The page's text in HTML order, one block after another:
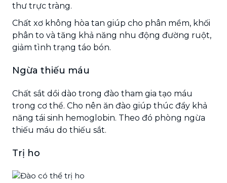
thư trực tràng.
Chất xơ không hòa tan giúp cho phân mềm, khối
phân to và tăng khả năng nhu động đường ruột,
giảm tình trạng táo bón.
Ngừa thiếu máu
Chất sắt dồi dào trong đào tham gia tạo máu
trong cơ thể. Cho nên ăn đào giúp thúc đẩy khả
năng tái sinh hemoglobin. Theo đó phòng ngừa
thiếu máu do thiếu sắt.
Trị ho